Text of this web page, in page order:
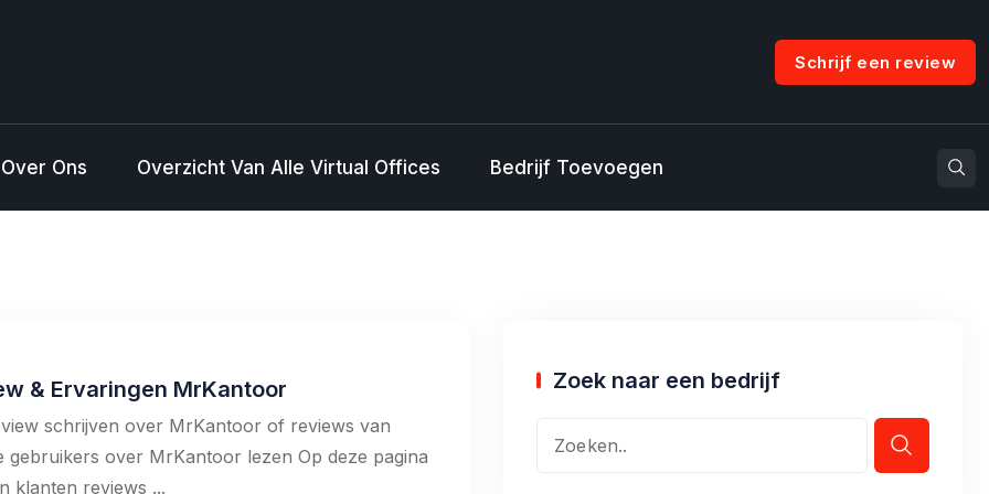
Schrijf een review
Over Ons Overzicht Van Alle Virtual Offices Bedrijf Toevoegen
& Ervaringen MrKantoor
schrijven over MrKantoor of reviews van
gebruikers over MrKantoor lezen Op deze pagina
klanten reviews ...
Zoek naar een bedrijf